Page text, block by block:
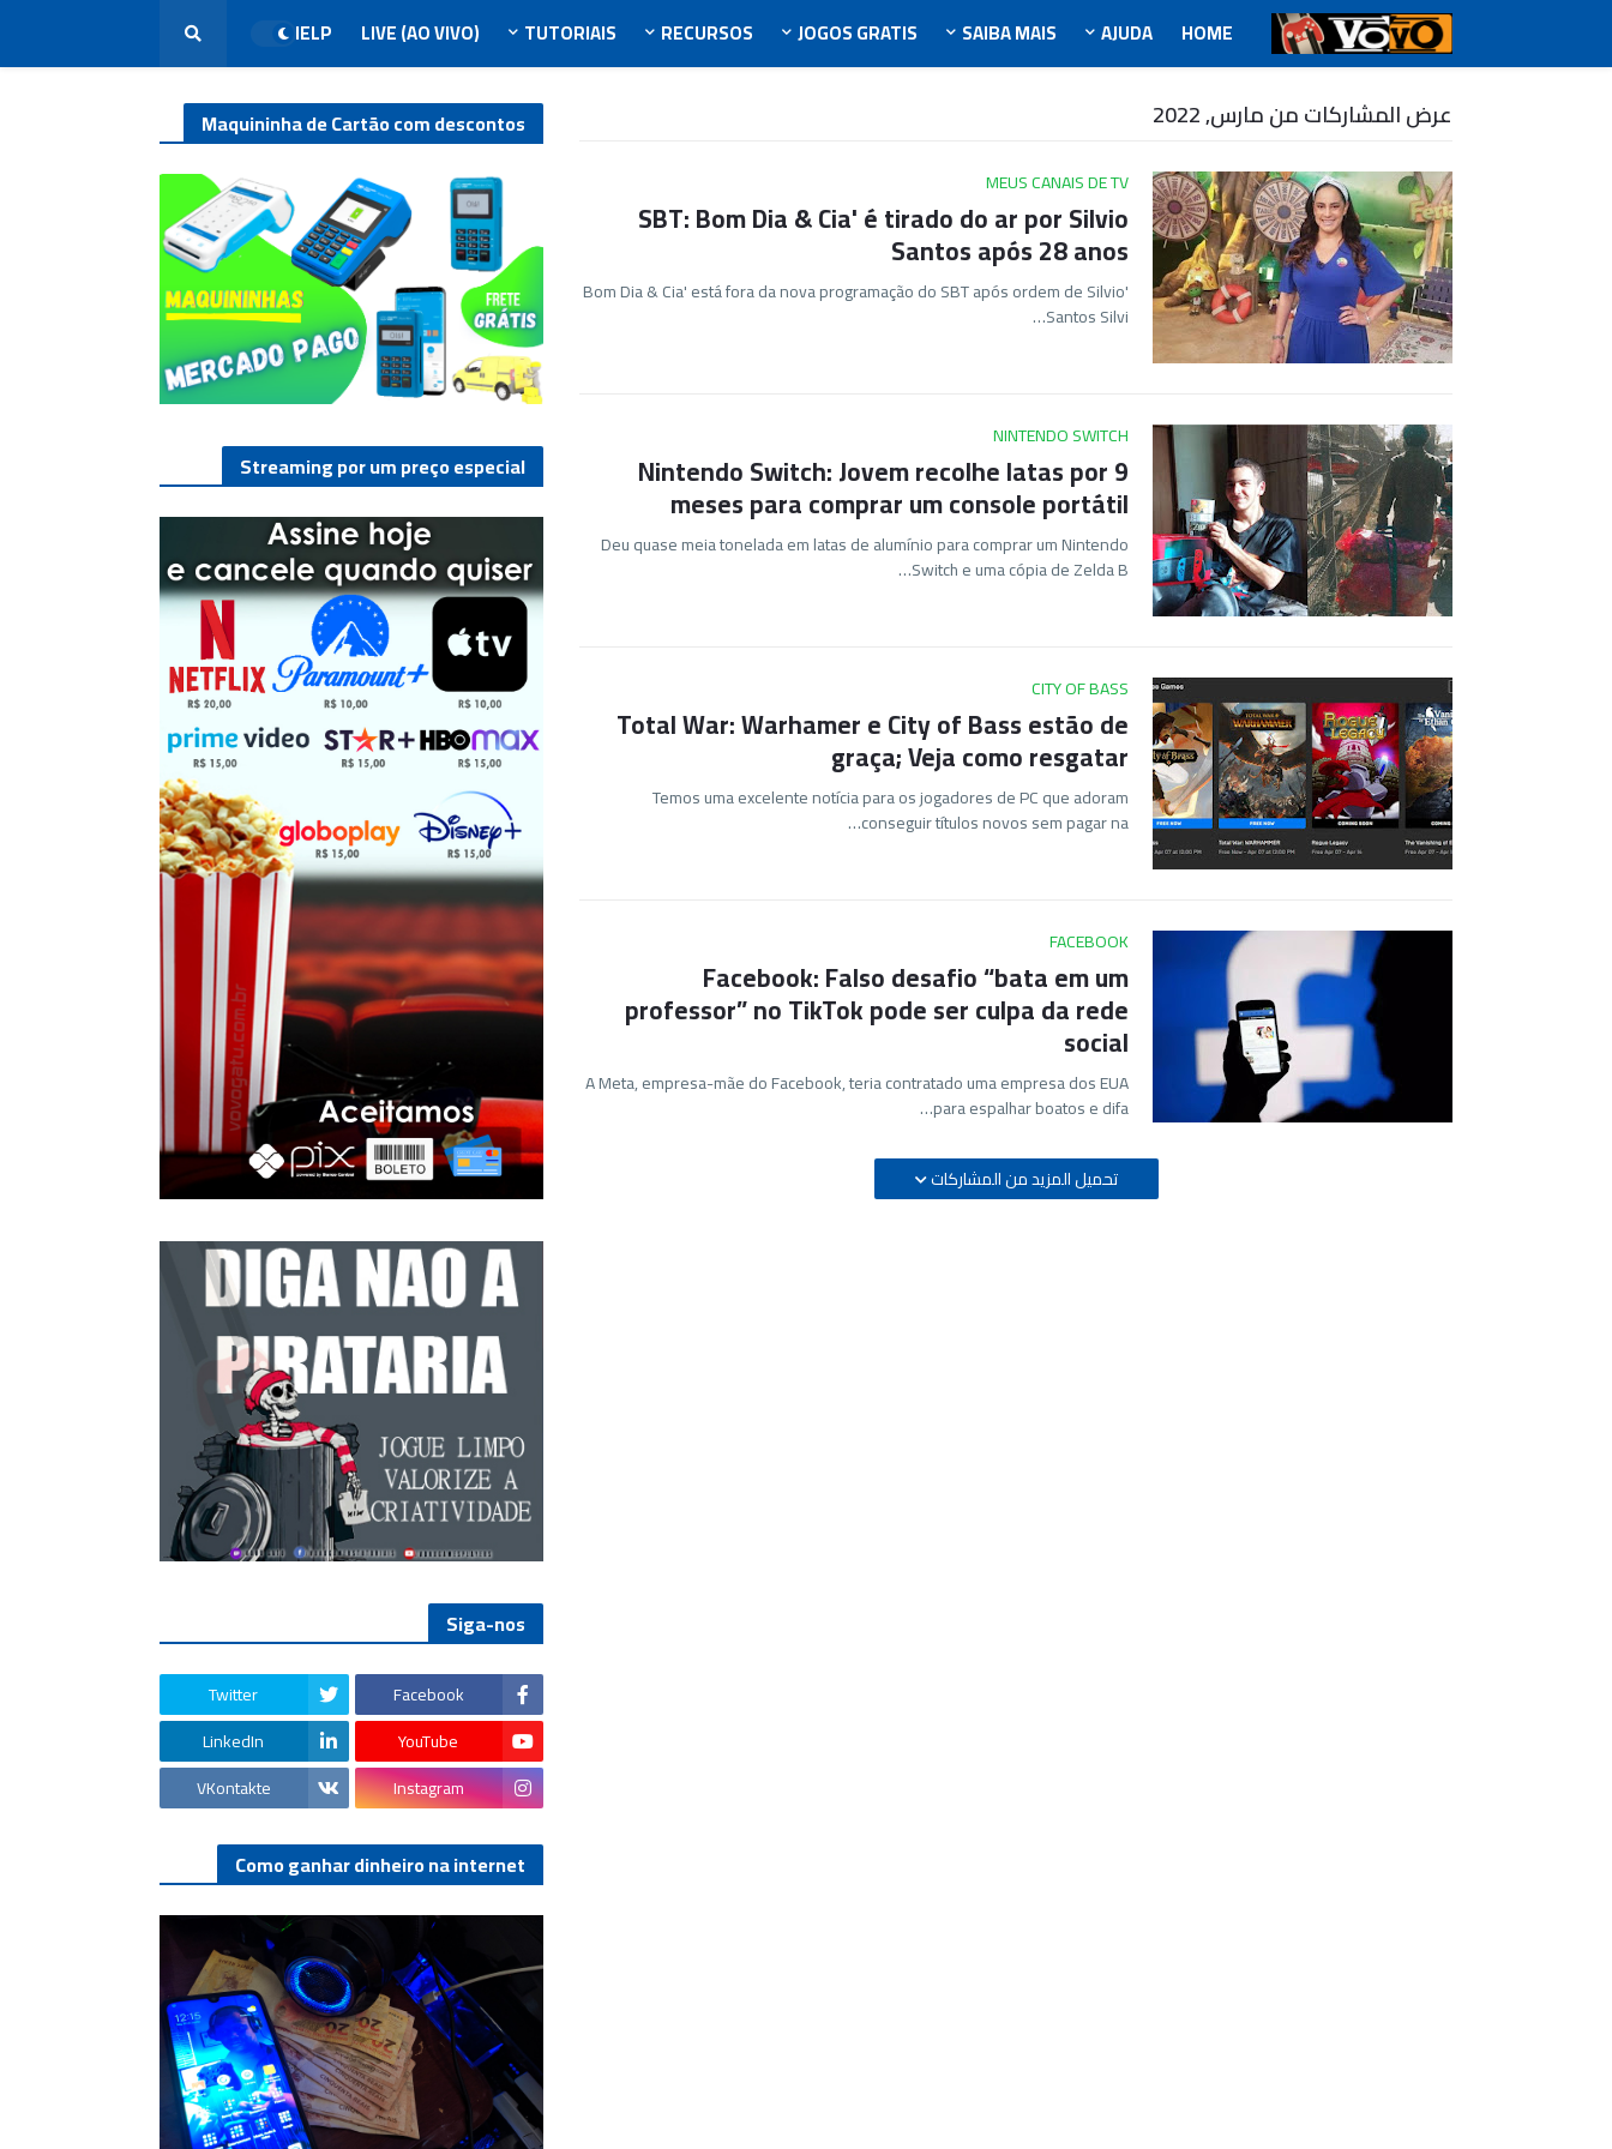
HOME
AJUDA
SAIBA MAIS
JOGOS GRATIS
RECURSOS
TUTORIAIS
LIVE (AO VIVO)
HELP
عرض المشاركات من مارس, 2022
MEUS CANAIS DE TV
SBT: Bom Dia & Cia' é tirado do ar por Silvio
Santos após 28 anos
'Bom Dia & Cia' está fora da nova programação do SBT após ordem de Silvio
Santos Silvi…
NINTENDO SWITCH
Nintendo Switch: Jovem recolhe latas por 9
meses para comprar um console portátil
Deu quase meia tonelada em latas de alumínio para comprar um Nintendo
Switch e uma cópia de Zelda B…
CITY OF BASS
Total War: Warhamer e City of Bass estão de
graça; Veja como resgatar
Temos uma excelente notícia para os jogadores de PC que adoram
conseguir títulos novos sem pagar na…
FACEBOOK
Facebook: Falso desafio “bata em um
professor” no TikTok pode ser culpa da rede
social
A Meta, empresa-mãe do Facebook, teria contratado uma empresa dos EUA
para espalhar boatos e difa…
تحميل المزيد من المشاركات
Maquininha de Cartão com descontos
Streaming por um preço especial
Siga-nos
Facebook
Twitter
YouTube
LinkedIn
Instagram
VKontakte
Como ganhar dinheiro na internet